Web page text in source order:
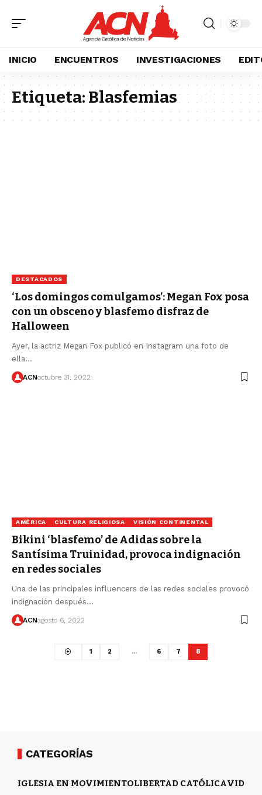
INICIO ENCUENTROS INVESTIGACIONES
Etiqueta: Blasfemias
DESTACADOS
‘Los domingos comulgamos’: Megan Fox posa
con un obsceno y blasfemo disfraz de
Halloween
Ayer, la actriz Megan Fox publicó en Instagram una foto de
ella…
ACNoctubre 31, 2022
AMÉRICA CULTURA RELIGIOSA VISIÓN CONTINENTAL
Bikini ‘blasfemo’ de Adidas sobre la
Santísima Truinidad, provoca indignación
en redes sociales
Una de las principales influencers de las redes sociales provocó
indignación después…
ACNagosto 6, 2022
1 2 … 6 7 8
CATEGORÍAS
IGLESIA EN MOVIMIENTOLIBERTAD CATÓLICAVIDA